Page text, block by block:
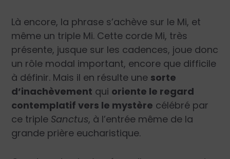
Là encore, la phrase s’achève sur le Mi, et
même un triple Mi. Cette corde Mi, très
présente, jusque sur les cadences, joue donc
un rôle modal important, encore que difficile
à définir. Mais il en résulte une sorte
d’inachèvement qui oriente le regard
contemplatif vers le mystère célébré par
ce triple Sanctus, à l’entrée même de la
grande prière eucharistique.